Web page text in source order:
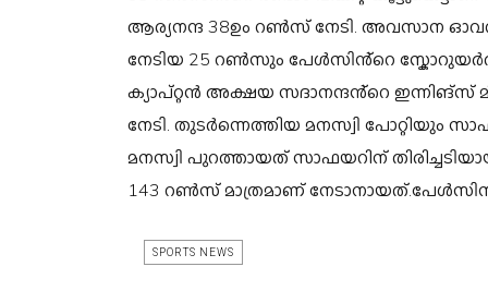
ആര്യനന്ദ 38ഉം റൺസ് നേടി. അവസാന
നേടിയ 25 റൺസും പേൾസിൻ്റെ
ക്യാപ്റ്റൻ അക്ഷയ സദാനന്ദൻ്റെ ഇന്നിങ്സ്
നേടി. തുടർന്നെത്തിയ മനസ്വി പോറ്റിയും
മനസ്വി പുറത്തായത് സാഫയറിന്
143 റൺസ് മാത്രമാണ് നേടാനായത്.പേൾസിന്
SPORTS NEWS